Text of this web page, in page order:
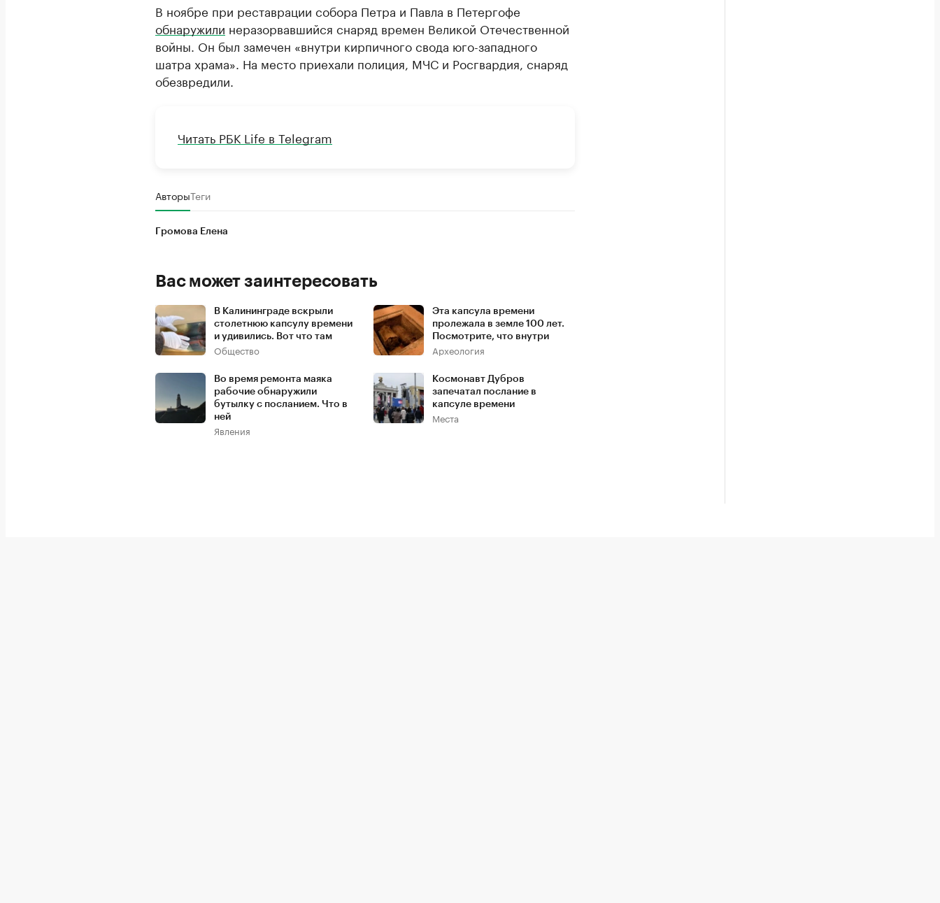
В ноябре при реставрации собора Петра и Павла в Петергофе
обнаружили неразорвавшийся снаряд времен Великой Отечественной
войны. Он был замечен «внутри кирпичного свода юго-западного
шатра храма». На место приехали полиция, МЧС и Росгвардия, снаряд
обезвредили.
Читать РБК Life в Telegram
АвторыТеги
Громова Елена
Вас может заинтересовать
В Калининграде вскрыли
столетнюю капсулу времени
и удивились. Вот что там
Общество
Эта капсула времени
пролежала в земле 100 лет.
Посмотрите, что внутри
Археология
Во время ремонта маяка
рабочие обнаружили
бутылку с посланием. Что в
ней
Явления
Космонавт Дубров
запечатал послание в
капсуле времени
Места